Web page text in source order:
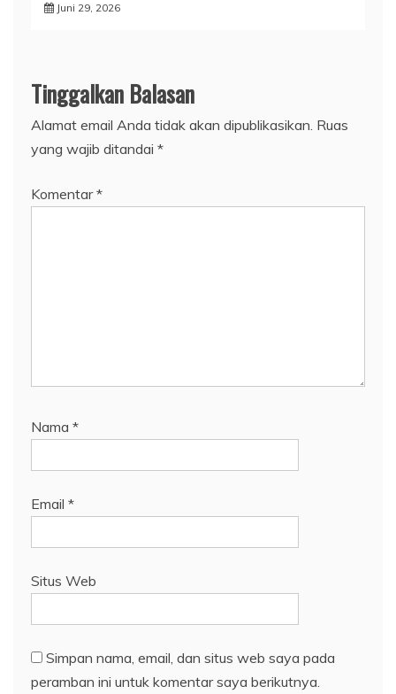
Juni 29, 2026
Tinggalkan Balasan
Alamat email Anda tidak akan dipublikasikan. Ruas
yang wajib ditandai *
Komentar*
Nama *
Email *
Situs Web
Simpan nama, email, dan situs web saya pada
peramban ini untuk komentar saya berikutnya.